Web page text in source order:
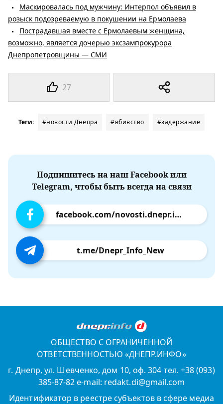
27
Маскировалась под мужчину: Интерпол объявил в
розыск подозреваемую в покушении на Ермолаева
Пострадавшая вместе с Ермолаевым женщина,
возможно, является дочерью эксзампрокурора
Днепропетровщины — СМИ
Теги: #новости Днепра #вбивство #задержание
Подпишитесь на наш Facebook или
Telegram, чтобы быть всегда на связи
facebook.com/novosti.dnepr.info
t.me/Dnepr_Info_New
ОБЩЕСТВО С ОГРАНИЧЕННОЙ
ОТВЕТСТВЕННОСТЬЮ «ДНЕПР.ИНФО»
г. Днепр, ул. Шевченко, дом 10, оф. 304 тел. +38 (093)
385-87-82 e-mail: redakt.di@gmail.com
Идентификатор в реестре субъектов в сфере медиа